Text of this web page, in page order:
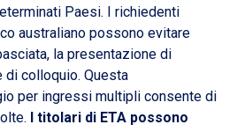
Paesi. I richiedenti
australiano possono evitare
la presentazione di
di colloquio. Questa
per ingressi multipli consente di
I titolari di ETA possono